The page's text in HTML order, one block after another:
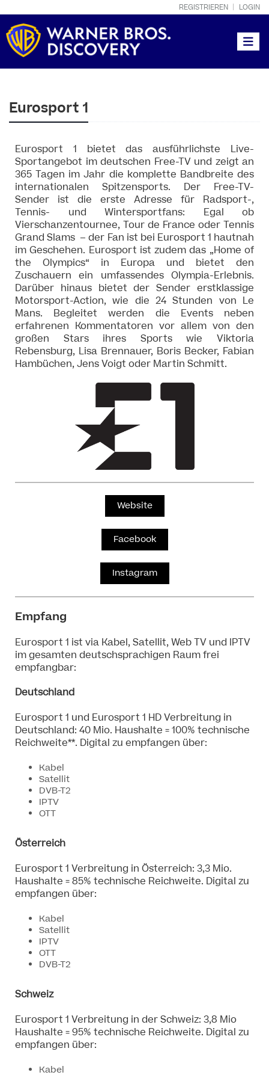
REGISTRIEREN LOGIN
Eurosport 1
Eurosport 1 bietet das ausführlichste Live-
Sportangebot im deutschen Free-TV und zeigt an
365 Tagen im Jahr die komplette Bandbreite des
internationalen Spitzensports. Der Free-TV-
Sender ist die erste Adresse für Radsport-,
Tennis- und Wintersportfans: Egal ob
Vierschanzentournee, Tour de France oder Tennis
Grand Slams – der Fan ist bei Eurosport 1 hautnah
im Geschehen. Eurosport ist zudem das „Home of
the Olympics“ in Europa und bietet den
Zuschauern ein umfassendes Olympia-Erlebnis.
Darüber hinaus bietet der Sender erstklassige
Motorsport-Action, wie die 24 Stunden von Le
Mans. Begleitet werden die Events neben
erfahrenen Kommentatoren vor allem von den
großen Stars ihres Sports wie Viktoria
Rebensburg, Lisa Brennauer, Boris Becker, Fabian
Hambüchen, Jens Voigt oder Martin Schmitt.
Website
Facebook
Instagram
Empfang
Eurosport 1 ist via Kabel, Satellit, Web TV und IPTV
im gesamten deutschsprachigen Raum frei
empfangbar:
Deutschland
Eurosport 1 und Eurosport 1 HD Verbreitung in
Deutschland: 40 Mio. Haushalte = 100% technische
Reichweite**. Digital zu empfangen über:
Kabel
Satellit
DVB-T2
IPTV
OTT
Österreich
Eurosport 1 Verbreitung in Österreich: 3,3 Mio.
Haushalte = 85% technische Reichweite. Digital zu
empfangen über:
Kabel
Satellit
IPTV
OTT
DVB-T2
Schweiz
Eurosport 1 Verbreitung in der Schweiz: 3,8 Mio
Haushalte = 95% technische Reichweite. Digital zu
empfangen über:
Kabel